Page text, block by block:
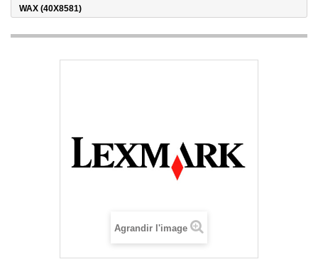
WAX (40X8581)
Agrandir l'image